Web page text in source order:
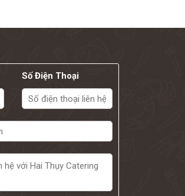
Số Điện Thoại